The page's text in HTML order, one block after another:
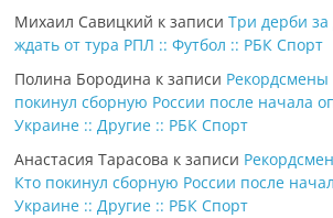
Михаил Савицкий к записиТри дерби
ждать от тура РПЛ :: Футбол :: РБК Спорт
Полина Бородина к записи
покинул сборную России после начала
Украине :: Другие :: РБК Спорт
Анастасия Тарасова к записи
Кто покинул сборную России после
Украине :: Другие :: РБК Спорт